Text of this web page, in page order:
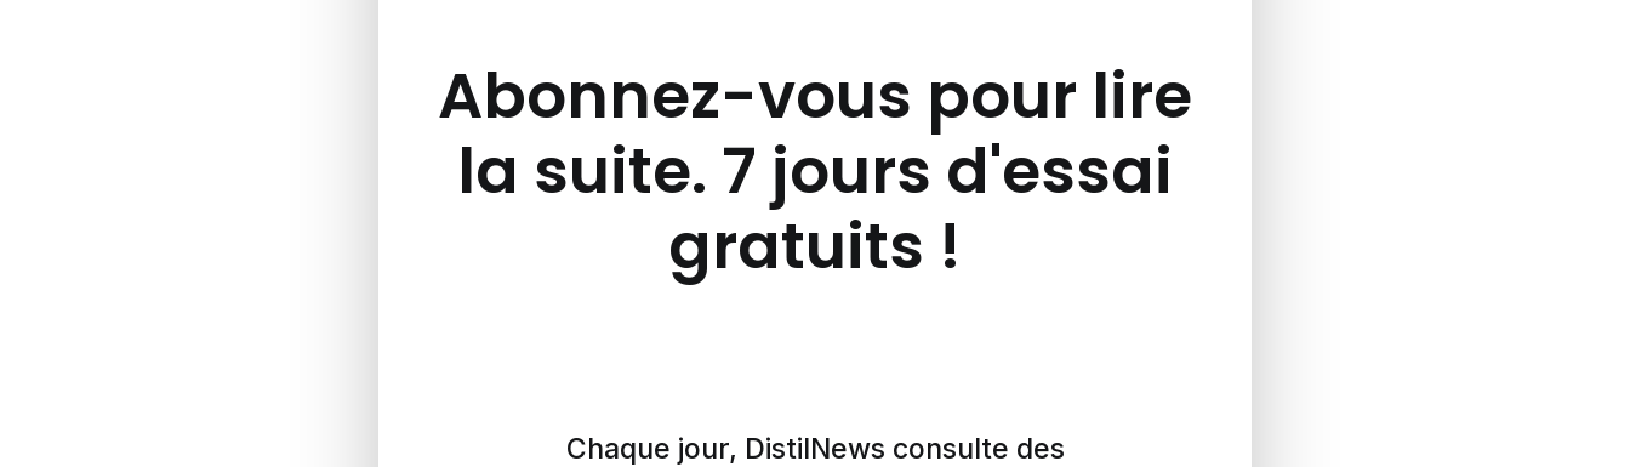
Abonnez-vous pour lire
la suite. 7 jours d'essai
gratuits !
Chaque jour, DistilNews consulte des